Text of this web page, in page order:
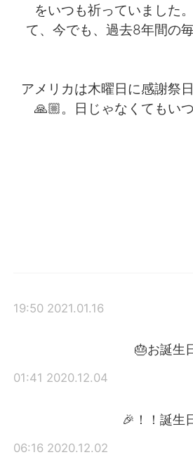
Türkçe Tiếng Việt
をいつも祈っていました
て、今でも、過去8年間の
アメリカは木曜日に感謝祭
日じゃなくてもいつ
2021.01.16 19:50
お誕生
2020.12.04 01:41
誕生日
2020.12.02 06:16